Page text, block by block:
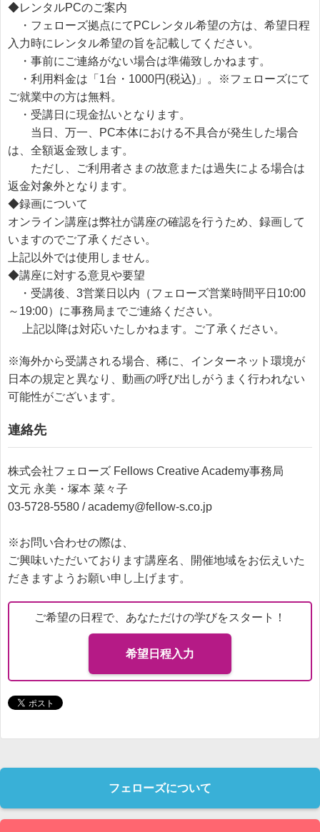
◆レンタルPCのご案内
・フェローズ拠点にてPCレンタル希望の方は、希望日程
入力時にレンタル希望の旨を記載してください。
・事前にご連絡がない場合は準備致しかねます。
・利用料金は「1台・1000円(税込)」。※フェローズにて
ご就業中の方は無料。
・受講日に現金払いとなります。
当日、万一、PC本体における不具合が発生した場合
は、全額返金致します。
ただし、ご利用者さまの故意または過失による場合は
返金対象外となります。
◆録画について
オンライン講座は弊社が講座の確認を行うため、録画して
いますのでご了承ください。
上記以外では使用しません。
◆講座に対する意見や要望
・受講後、3営業日以内（フェローズ営業時間平日10:00
～19:00）に事務局までご連絡ください。
上記以降は対応いたしかねます。ご了承ください。
※海外から受講される場合、稀に、インターネット環境が
日本の規定と異なり、動画の呼び出しがうまく行われない
可能性がございます。
連絡先
株式会社フェローズ Fellows Creative Academy事務局
文元 永美・塚本 菜々子
03-5728-5580 / academy@fellow-s.co.jp
※お問い合わせの際は、
ご興味いただいております講座名、開催地域をお伝えいた
だきますようお願い申し上げます。
ご希望の日程で、あなただけの学びをスタート！
希望日程入力
フェローズについて